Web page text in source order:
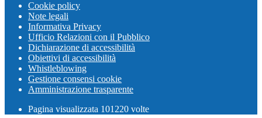
Cookie policy
Note legali
Informativa Privacy
Ufficio Relazioni con il Pubblico
Dichiarazione di accessibilità
Obiettivi di accessibilità
Whistleblowing
Gestione consensi cookie
Amministrazione trasparente
Pagina visualizzata 101220 volte